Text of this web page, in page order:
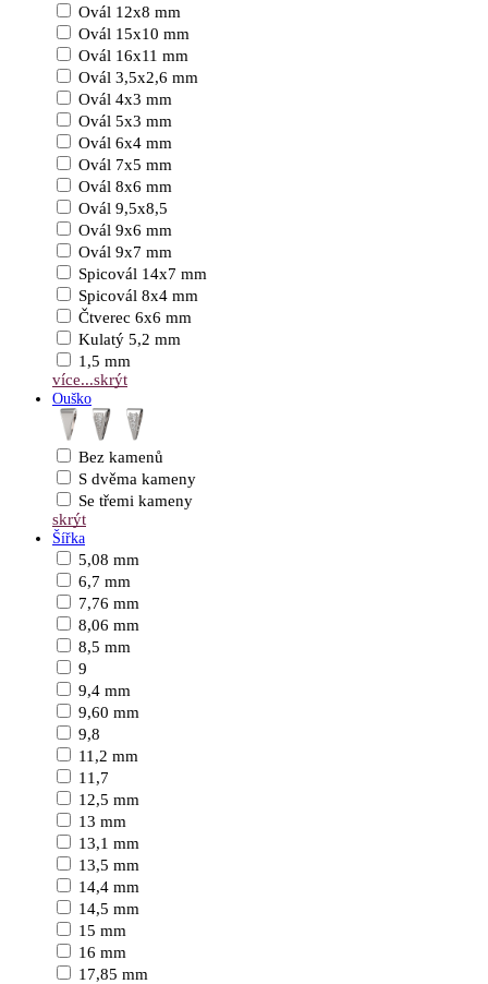
Ovál 12x8 mm
Ovál 15x10 mm
Ovál 16x11 mm
Ovál 3,5x2,6 mm
Ovál 4x3 mm
Ovál 5x3 mm
Ovál 6x4 mm
Ovál 7x5 mm
Ovál 8x6 mm
Ovál 9,5x8,5
Ovál 9x6 mm
Ovál 9x7 mm
Spicovál 14x7 mm
Spicovál 8x4 mm
Čtverec 6x6 mm
Kulatý 5,2 mm
1,5 mm
více...skrýt
Ouško
Bez kamenů
S dvěma kameny
Se třemi kameny
skrýt
Šířka
5,08 mm
6,7 mm
7,76 mm
8,06 mm
8,5 mm
9
9,4 mm
9,60 mm
9,8
11,2 mm
11,7
12,5 mm
13 mm
13,1 mm
13,5 mm
14,4 mm
14,5 mm
15 mm
16 mm
17,85 mm